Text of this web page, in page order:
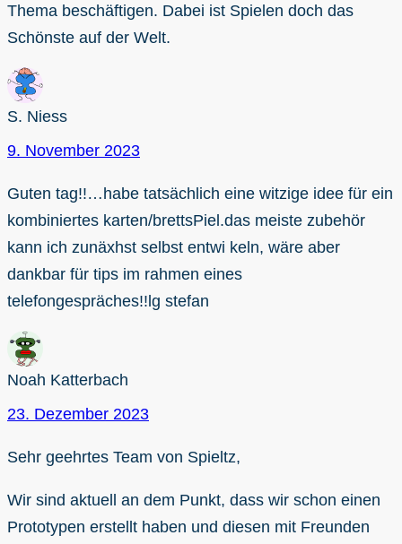
Thema beschäftigen. Dabei ist Spielen doch das
Schönste auf der Welt.
S. Niess
9. November 2023
Guten tag!!…habe tatsächlich eine witzige idee für ein
kombiniertes karten/brettsPiel.das meiste zubehör
kann ich zunäxhst selbst entwi keln, wäre aber
dankbar für tips im rahmen eines
telefongespräches!!lg stefan
Noah Katterbach
23. Dezember 2023
Sehr geehrtes Team von Spieltz,
Wir sind aktuell an dem Punkt, dass wir schon einen
Prototypen erstellt haben und diesen mit Freunden